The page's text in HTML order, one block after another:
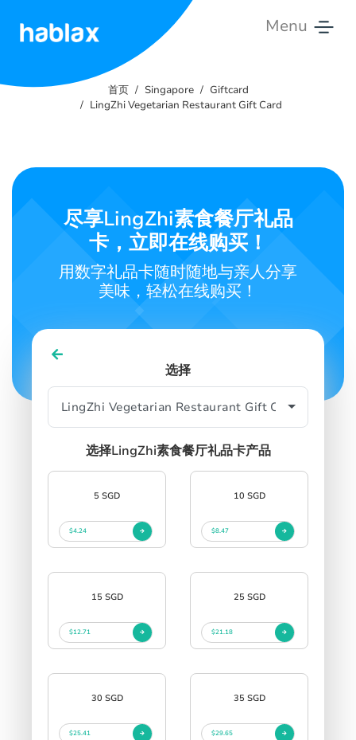
Menu
务
中文
SIGN INSIGN UP
首页 Singapore
Giftcard
LingZhi Vegetarian Restaurant Gift Card
尽享LingZhi素食餐厅礼品
卡，立即在线购买！
用数字礼品卡随时随地与亲人分享
美味，轻松在线购买！
选择
选择LingZhi素食餐厅礼品卡产品
5 SGD
$4.24
10 SGD
$8.47
15 SGD
$12.71
25 SGD
$21.18
30 SGD
$25.41
35 SGD
$29.65